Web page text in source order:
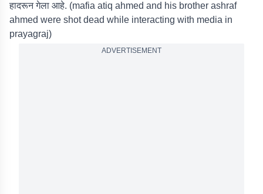
हादरून गेला आहे. (mafia atiq ahmed and his brother ashraf
ahmed were shot dead while interacting with media in
prayagraj)
ADVERTISEMENT